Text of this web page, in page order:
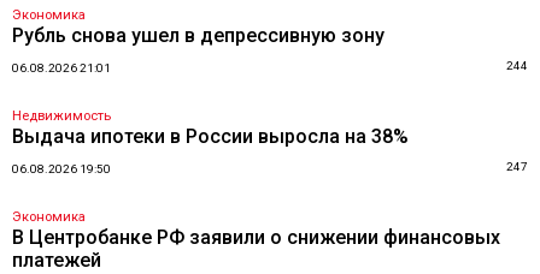
Экономика
Рубль снова ушел в депрессивную зону
06.08.2026 21:01 244
Недвижимость
Выдача ипотеки в России выросла на 38%
06.08.2026 19:50 247
Экономика
В Центробанке РФ заявили о снижении финансовых
платежей